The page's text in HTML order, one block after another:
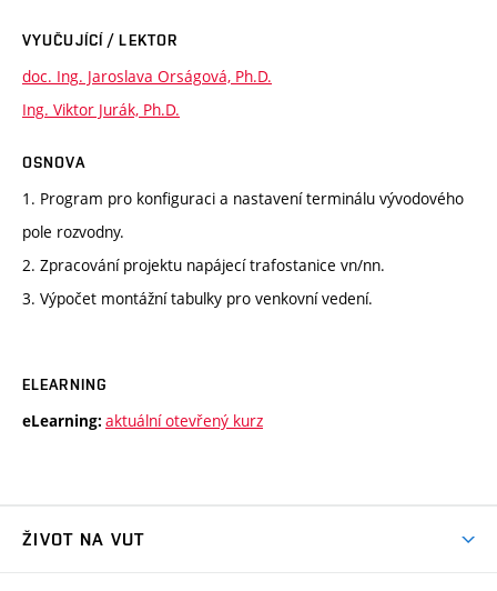
VYUČUJÍCÍ / LEKTOR
doc. Ing. Jaroslava Orságová, Ph.D.
Ing. Viktor Jurák, Ph.D.
OSNOVA
1. Program pro konfiguraci a nastavení terminálu vývodového
pole rozvodny.
2. Zpracování projektu napájecí trafostanice vn/nn.
3. Výpočet montážní tabulky pro venkovní vedení.
ELEARNING
eLearning: aktuální otevřený kurz
ŽIVOT NA VUT